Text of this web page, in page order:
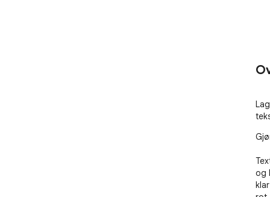
og